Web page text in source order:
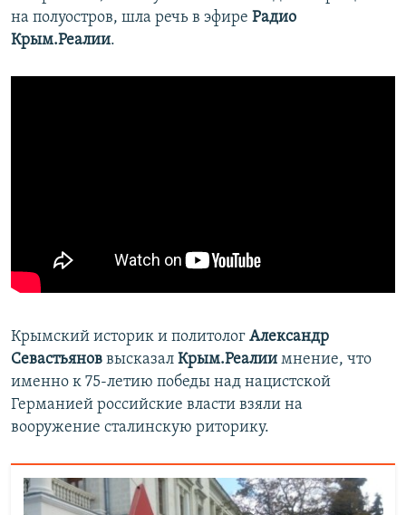
на полуостров, шла речь в эфире Радио
Крым.Реалии.
Крымский историк и политолог Александр
Севастьянов высказал Крым.Реалии мнение, что
именно к 75-летию победы над нацистской
Германией российские власти взяли на
вооружение сталинскую риторику.